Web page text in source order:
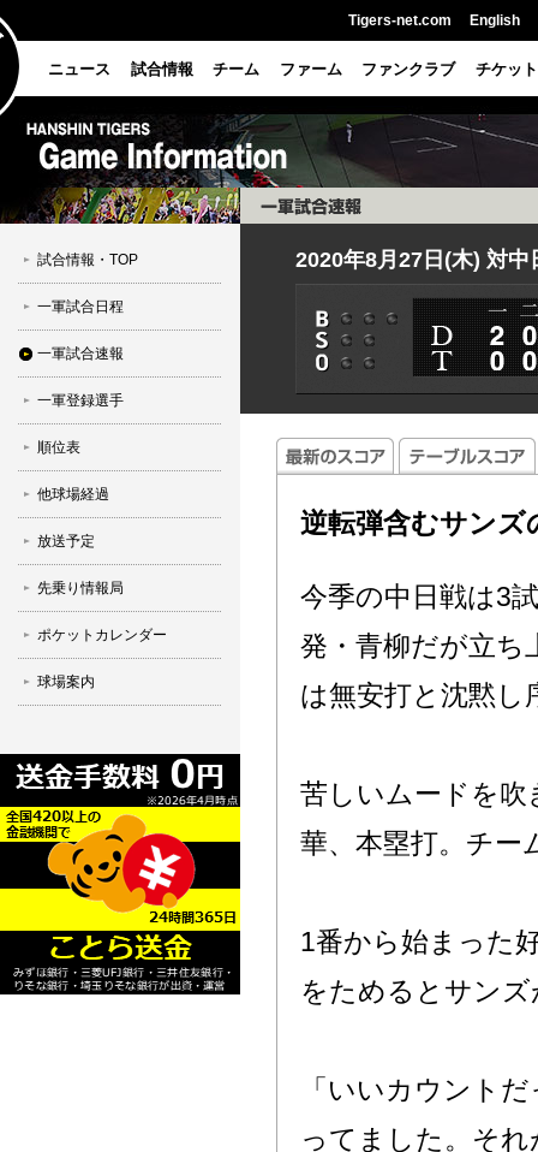
Tigers-net.com English
ニュース 試合情報 チーム ファーム ファンクラブ チケット
試合情報・TOP
一軍試合日程
一軍試合速報
一軍登録選手
順位表
他球場経過
放送予定
先乗り情報局
ポケットカレンダー
球場案内
2020年8月27日(木) 対中
逆転弾含むサンズ
今季の中日戦は3
発・青柳だが立ち
は無安打と沈黙
苦しいムードを吹
華、本塁打。チー
1番から始まった
をためるとサン
「いいカウント
ってました。そ